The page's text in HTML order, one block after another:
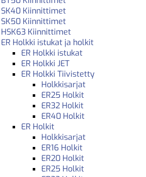
SK40 Kiinnittimet
SK50 Kiinnittimet
HSK63 Kiinnittimet
ER Holkki istukat ja holkit
ER Holkki istukat
ER Holkki JET
ER Holkki Tiivistetty
Holkkisarjat
ER25 Holkit
ER32 Holkit
ER40 Holkit
ER Holkit
Holkkisarjat
ER16 Holkit
ER20 Holkit
ER25 Holkit